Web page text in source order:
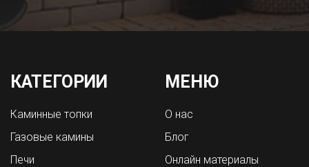
КАТЕГОРИИ
Каминные топки
Газовые камины
Печи
МЕНЮ
О нас
Блог
Онлайн материалы